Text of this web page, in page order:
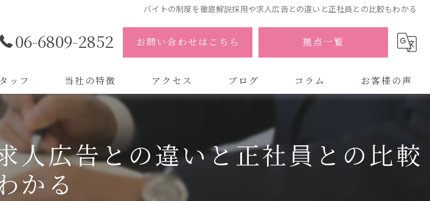
バイトの制度を徹底解説採用や求人広告との違いと正社員との比較もわかる
06-6809-2852 お問い合わせはこちら 拠点一覧
ッフ 当社の特徴
代理店
制作
バイトル
アクセス
株式会社AOA 東京 渋谷オフィス
株式会社AOA 南森町オフィス
ブログ コラム お客様の声
人広告との違いと正社員との比較
かる